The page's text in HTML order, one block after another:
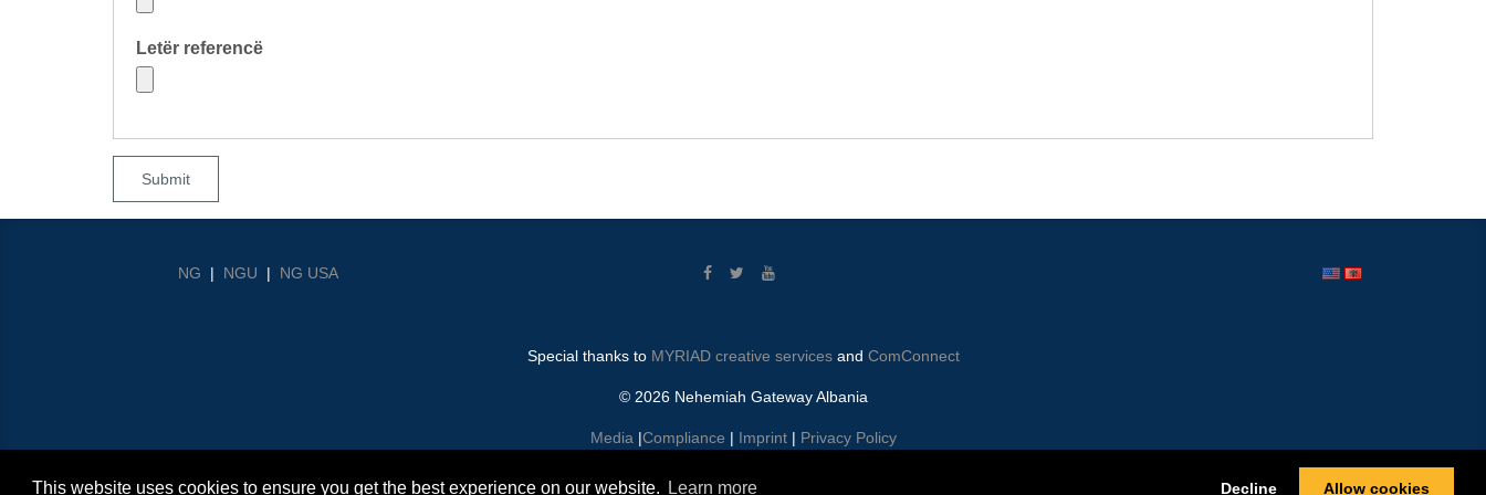
This website uses cookies to ensure you get the best experience on our website. Learn more Decline Allow cookies
Letër referencë
Submit
NG | NGU | NG USA
Special thanks to MYRIAD creative servicesand ComConnect
© 2026 Nehemiah Gateway Albania
Media |Compliance | Imprint | Privacy Policy